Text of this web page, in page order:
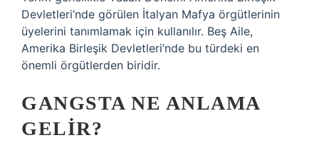
Devletleri’nde görülen İtalyan Mafya örgütlerinin
üyelerini tanımlamak için kullanılır. Beş Aile,
Amerika Birleşik Devletleri’nde bu türdeki en
önemli örgütlerden biridir.
GANGSTA NE ANLAMA
GELIR?